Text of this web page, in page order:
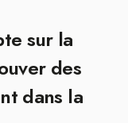
sur la
des
dans la